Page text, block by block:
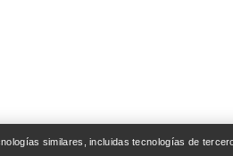
similares, incluidas tecnologías de